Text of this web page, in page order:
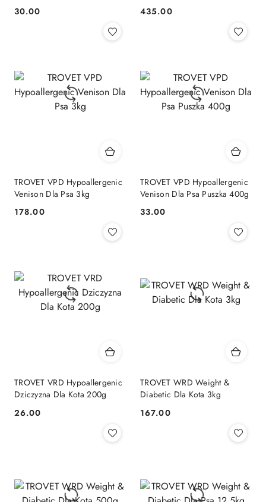
Cena:
30.00 Cena:
435.00
TROVET VPD Hypoallergenic
Venison Dla Psa 3kg
Cena:
178.00
TROVET VPD Hypoallergenic
Venison Dla Psa Puszka 400g
Cena:
33.00
TROVET VRD Hypoallergenic
Dziczyzna Dla Kota 200g
Cena:
26.00
TROVET WRD Weight &
Diabetic Dla Kota 3kg
Cena:
167.00